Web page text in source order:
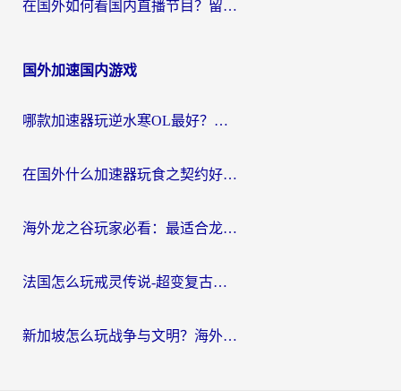
在国外如何看国内直播节目？留学生亲测有效的追剧加速指南
国外加速国内游戏
哪款加速器玩逆水寒OL最好？海外党实测后的终极选择指南
在国外什么加速器玩食之契约好用？海外党亲测有效的国服游戏加速指南
海外龙之谷玩家必看：最适合龙之谷的加速器，解决延迟卡顿还能畅玩幻书启示录和梦幻西游？
法国怎么玩戒灵传说-超变复古传奇？海外玩家国服游戏加速终极指南
新加坡怎么玩战争与文明？海外党国服游戏加速器终极避坑指南